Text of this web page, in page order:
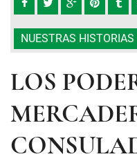
NUESTRAS HISTORIAS
LOS